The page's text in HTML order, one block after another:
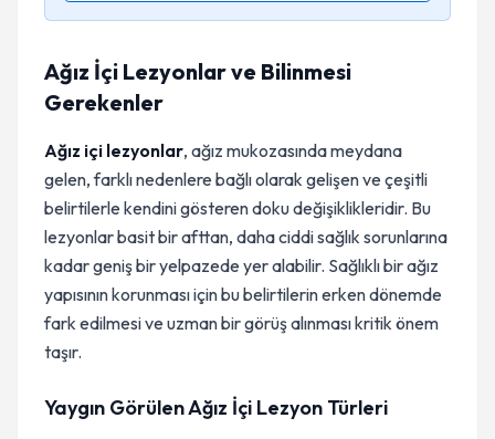
Ağız İçi Lezyonlar ve Bilinmesi
Gerekenler
Ağız içi lezyonlar, ağız mukozasında meydana
gelen, farklı nedenlere bağlı olarak gelişen ve çeşitli
belirtilerle kendini gösteren doku değişiklikleridir. Bu
lezyonlar basit bir afttan, daha ciddi sağlık sorunlarına
kadar geniş bir yelpazede yer alabilir. Sağlıklı bir ağız
yapısının korunması için bu belirtilerin erken dönemde
fark edilmesi ve uzman bir görüş alınması kritik önem
taşır.
Yaygın Görülen Ağız İçi Lezyon Türleri